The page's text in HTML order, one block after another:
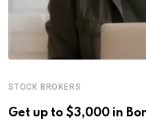
STOCK BROKERS
Get up to $3,000 in